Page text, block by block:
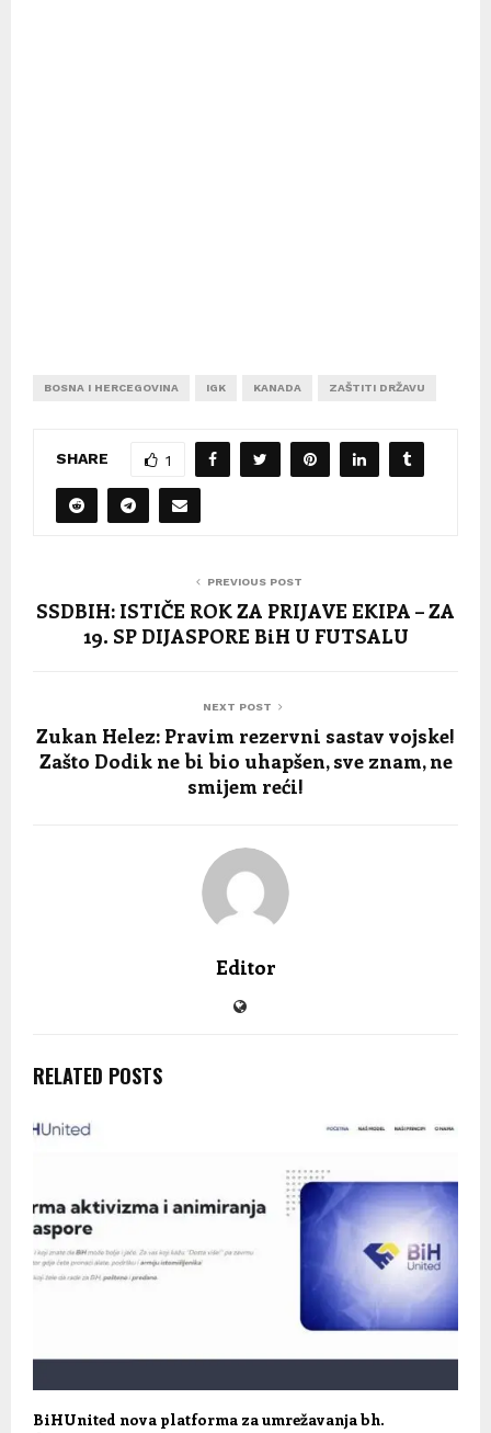
BOSNA I HERCEGOVINA IGK KANADA ZAŠTITI DRŽAVU
SHARE 1
PREVIOUS POST
SSDBIH: ISTIČE ROK ZA PRIJAVE EKIPA – ZA
19. SP DIJASPORE BiH U FUTSALU
NEXT POST
Zukan Helez: Pravim rezervni sastav vojske!
Zašto Dodik ne bi bio uhapšen, sve znam, ne
smijem reći!
Editor
RELATED POSTS
BiHUnited nova platforma za umrežavanja bh.